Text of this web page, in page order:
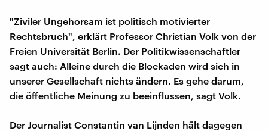
"Ziviler Ungehorsam ist politisch motivierter
Rechtsbruch", erklärt Professor Christian Volk von der
Freien Universität Berlin. Der Politikwissenschaftler
sagt auch: Alleine durch die Blockaden wird sich in
unserer Gesellschaft nichts ändern. Es gehe darum,
die öffentliche Meinung zu beeinflussen, sagt Volk.
Der Journalist Constantin van Lijnden hält dagegen